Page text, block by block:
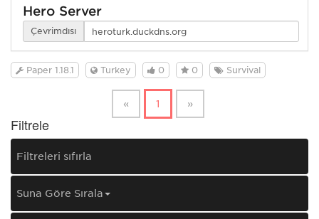
Hero Server
Çevrimdışı
Paper 1.18.1 Turkey 0 0 Survival
« 1 »
Filtrele
Filtreleri sıfırla
Şuna Göre Sırala